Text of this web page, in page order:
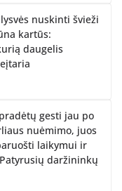
nuskinti švieži
kartūs:
daugelis
gesti jau po
nuėmimo, juos
laikymui ir
daržininkų